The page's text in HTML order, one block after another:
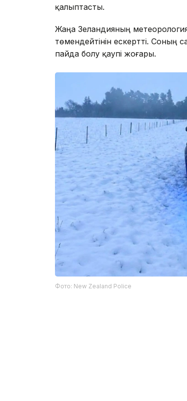
қалыптасты.
Жаңа Зеландияның
төмендейтінін ескертті. Соның
пайда болу қаупі жоғары.
Фото: New Zealand Police